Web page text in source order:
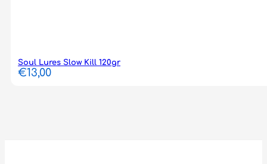
Soul Lures Slow Kill 120gr
€13,00